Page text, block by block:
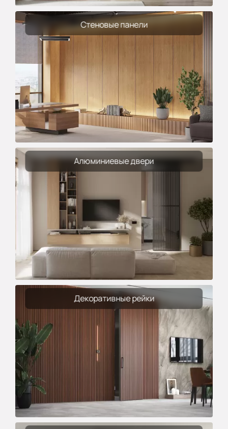
Стеновые панели
Алюминиевые двери
Декоративные рейки